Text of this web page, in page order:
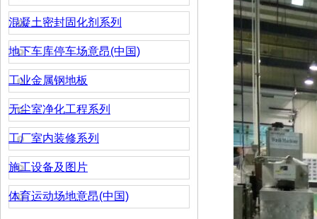
混凝土密封固化剂系列
地下车库停车场意昂(中国)
工业金属钢地板
无尘室净化工程系列
工厂室内装修系列
施工设备及图片
体育运动场地意昂(中国)